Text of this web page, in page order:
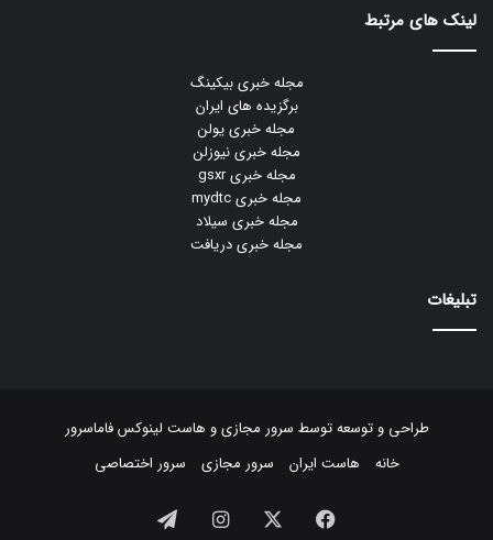
لینک های مرتبط
مجله خبری بیکینگ
برگزیده های ایران
مجله خبری یولن
مجله خبری نیوزلن
مجله خبری gsxr
مجله خبری mydtc
مجله خبری سیلاد
مجله خبری دریافت
تبلیغات
طراحی و توسعه توسط سرور مجازیو هاست لینوکسفاماسرور
خانه
هاست ایران سرور مجازی سرور اختصاصی
فیسبوک ایکس اینستاگرام